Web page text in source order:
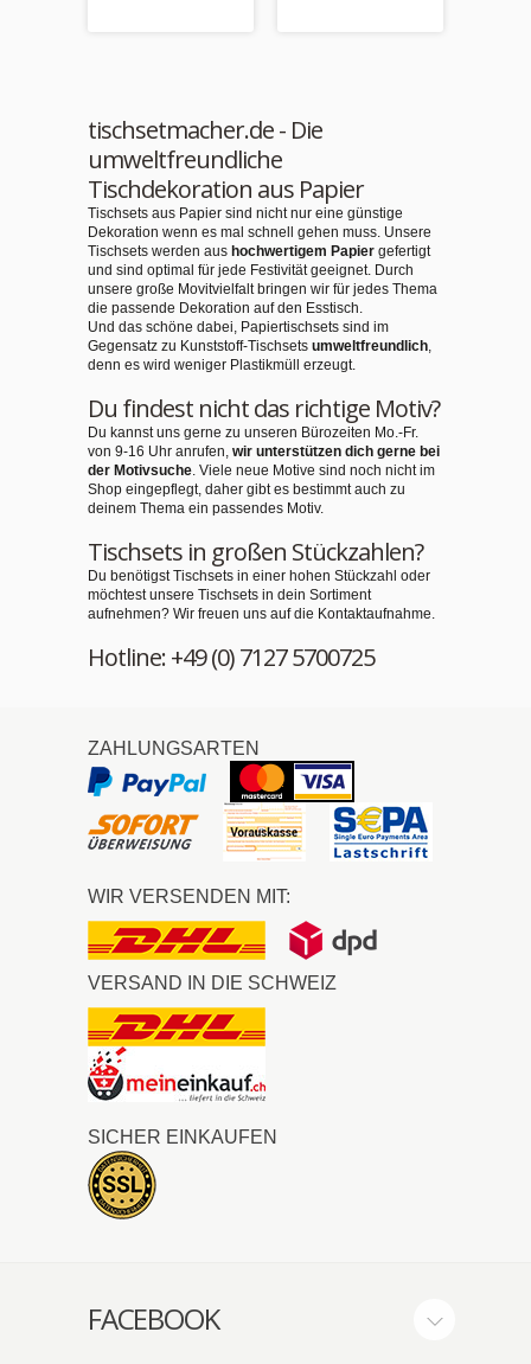
tischsetmacher.de - Die
umweltfreundliche
Tischdekoration aus Papier
Tischsets aus Papier sind nicht nur eine günstige
Dekoration wenn es mal schnell gehen muss. Unsere
Tischsets werden aus hochwertigem Papier gefertigt
und sind optimal für jede Festivität geeignet. Durch
unsere große Movitvielfalt bringen wir für jedes Thema
die passende Dekoration auf den Esstisch.
Und das schöne dabei, Papiertischsets sind im
Gegensatz zu Kunststoff-Tischsets umweltfreundlich,
denn es wird weniger Plastikmüll erzeugt.
Du findest nicht das richtige Motiv?
Du kannst uns gerne zu unseren Bürozeiten Mo.-Fr.
von 9-16 Uhr anrufen, wir unterstützen dich gerne bei
der Motivsuche. Viele neue Motive sind noch nicht im
Shop eingepflegt, daher gibt es bestimmt auch zu
deinem Thema ein passendes Motiv.
Tischsets in großen Stückzahlen?
Du benötigst Tischsets in einer hohen Stückzahl oder
möchtest unsere Tischsets in dein Sortiment
aufnehmen? Wir freuen uns auf die Kontaktaufnahme.
Hotline: +49 (0) 7127 5700725
ZAHLUNGSARTEN
WIR VERSENDEN MIT:
VERSAND IN DIE SCHWEIZ
SICHER EINKAUFEN
FACEBOOK